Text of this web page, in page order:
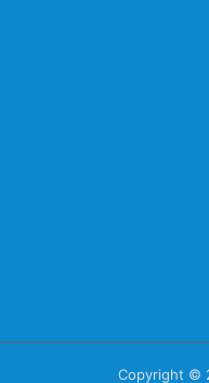
Copyright ©